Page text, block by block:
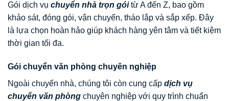
Gói dịch vụ chuyển nhà trọn góitừ A đến Z, bao gồm
khảo sát, đóng gói, vận chuyển, tháo lắp và sắp xếp. Đây
là lựa chọn hoàn hảo giúp khách hàng yên tâm và tiết kiệm
thời gian tối đa.
Gói chuyển văn phòng chuyên nghiệp
Ngoài chuyển nhà, chúng tôi còn cung cấp dịch vụ
chuyển văn phòng chuyên nghiệp với quy trình chuẩn